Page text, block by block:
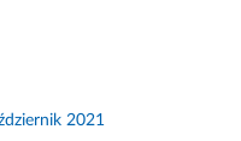
2021